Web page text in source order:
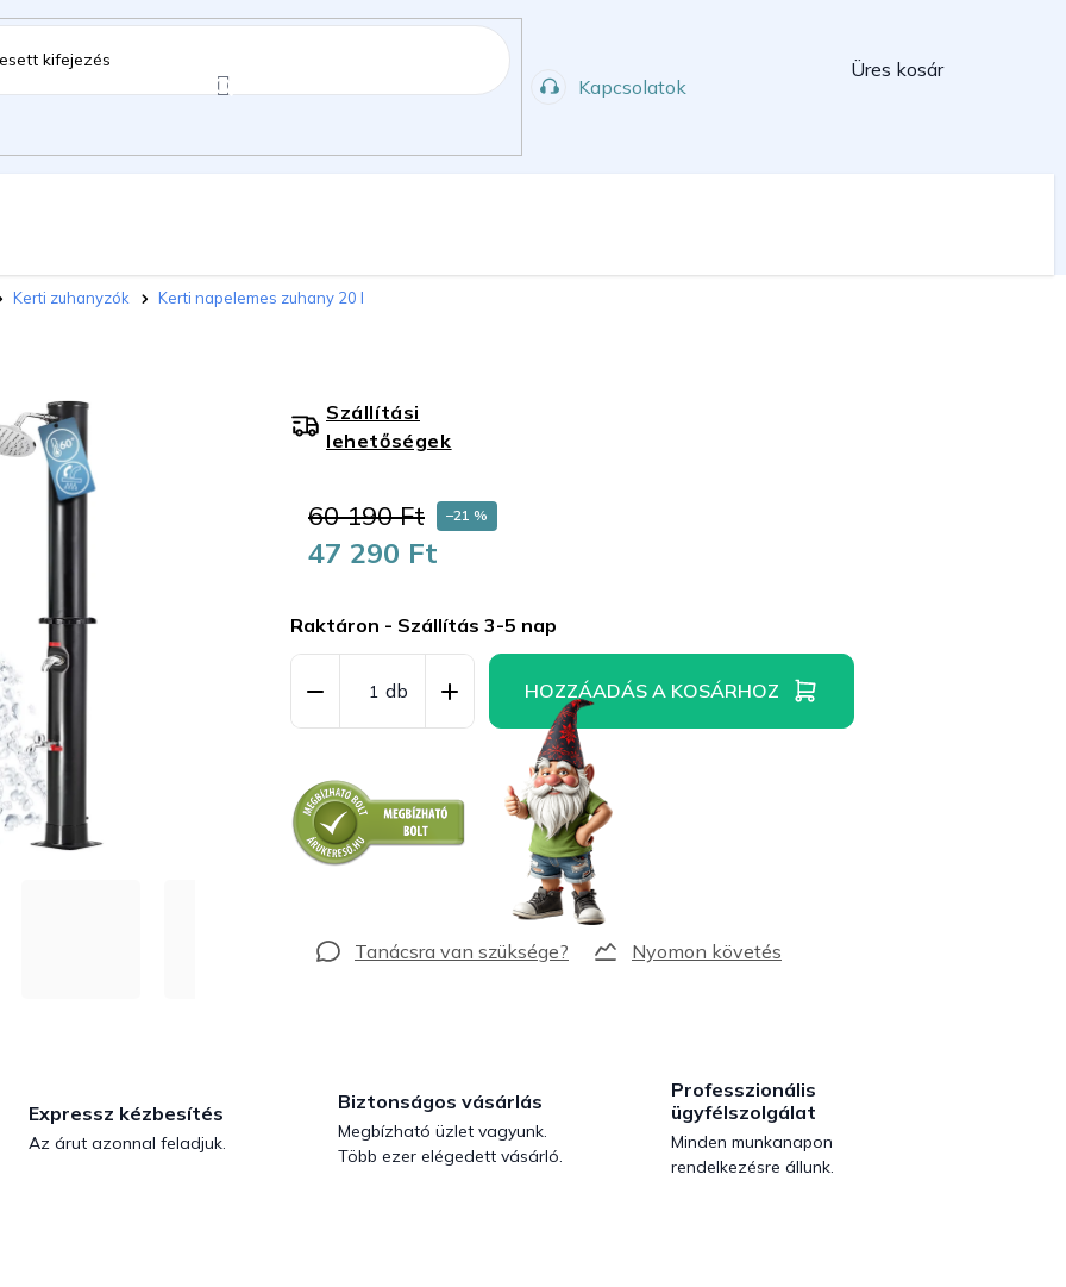
Kapcsolatok
Kosár
Üres kosár
Kerti zuhanyzók Kerti napelemes zuhany 20 l
60 190 Ft –21 %
47 290 Ft
Raktáron - Szállítás 3-5 nap
Szállítási
lehetőségek
HOZZÁADÁS A KOSÁRHOZ
Nyomon követés
Expressz kézbesítés
Az árut azonnal feladjuk.
Biztonságos vásárlás
Megbízható üzlet vagyunk.
Több ezer elégedett vásárló.
Professzionális
ügyfélszolgálat
Minden munkanapon
rendelkezésre állunk.